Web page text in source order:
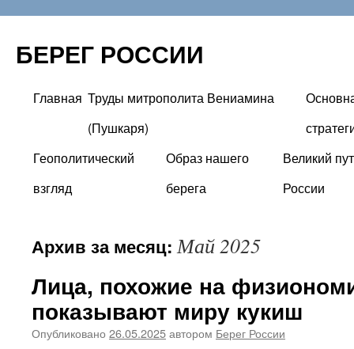
БЕРЕГ РОССИИ
Перейти
содержимому
Главная Труды митрополита Вениамина
(Пушкаря)
Геополитический
взгляд
Образ нашего
берега
Великий
России
Архив за месяц:Май 2025
Лица, похожие на
показывают миру кукиш
Опубликовано 26.05.2025автором Берег России